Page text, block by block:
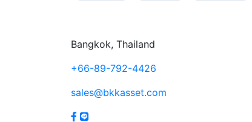
Bangkok, Thailand
+66-89-792-4426
sales@bkkasset.com